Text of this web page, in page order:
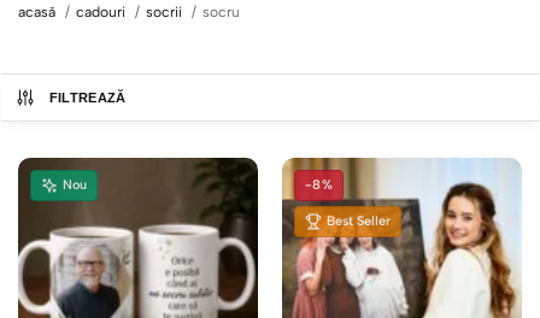
acasă cadouri socrii socru
FILTREAZĂ
Nou -8%
Best Seller